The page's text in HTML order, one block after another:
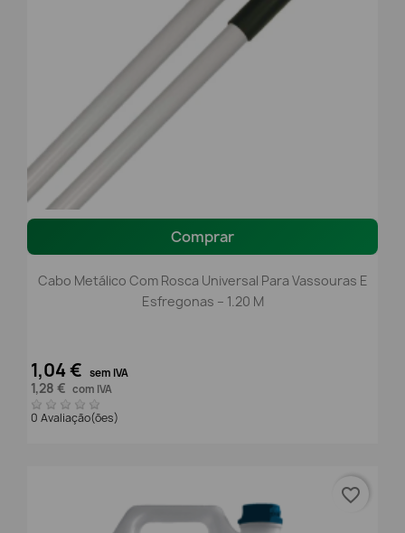
Comprar
Cabo Metálico Com Rosca Universal Para Vassouras E
Esfregonas – 1.20 M
1,04 € sem IVA
1,28 € com IVA
0 Avaliação(ões)
favorite_border